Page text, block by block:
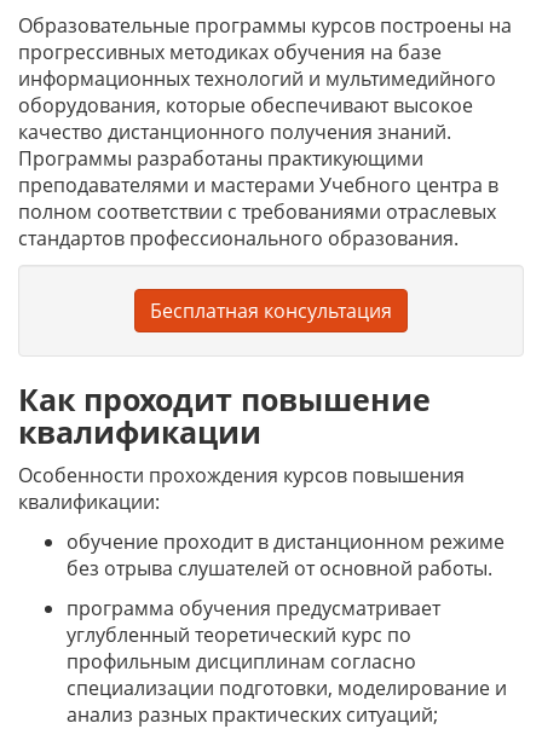
Образовательные программы курсов построены на
прогрессивных методиках обучения на базе
информационных технологий и мультимедийного
оборудования, которые обеспечивают высокое
качество дистанционного получения знаний.
Программы разработаны практикующими
преподавателями и мастерами Учебного центра в
полном соответствии с требованиями отраслевых
стандартов профессионального образования.
Бесплатная консультация
Как проходит повышение
квалификации
Особенности прохождения курсов повышения
квалификации:
обучение проходит в дистанционном режиме
без отрыва слушателей от основной работы.
программа обучения предусматривает
углубленный теоретический курс по
профильным дисциплинам согласно
специализации подготовки, моделирование и
анализ разных практических ситуаций;